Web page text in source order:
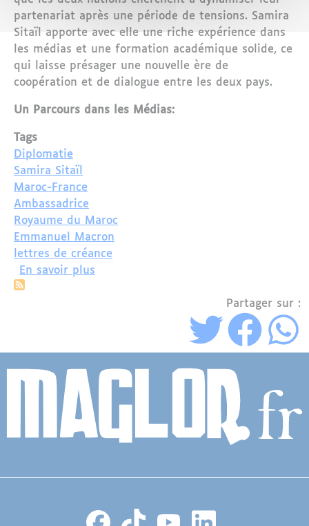
partenariat après une période de tensions. Samira
Sitaïl apporte avec elle une riche expérience dans
les médias et une formation académique solide, ce
qui laisse présager une nouvelle ère de
coopération et de dialogue entre les deux pays.
Un Parcours dans les Médias:
Tags
Diplomatie
Samira Sitaïl
Maroc-France
Ambassadrice
Royaume du Maroc
Emmanuel Macron
lettres de créance
En savoir plus
Partager sur :